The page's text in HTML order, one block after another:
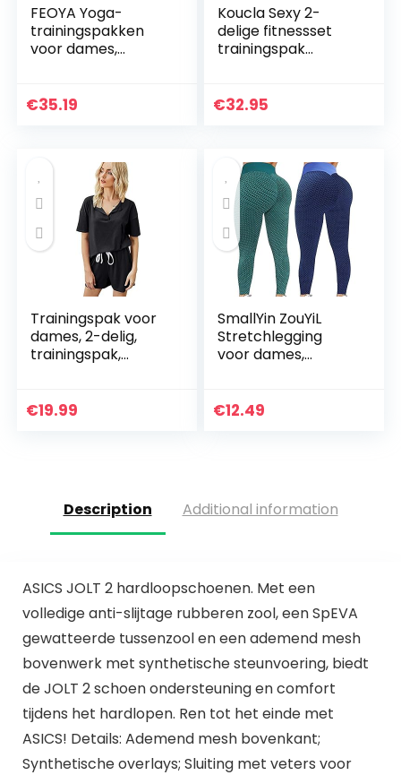
FEOYA Yoga-
trainingspakken
voor dames,
workout, sport,
€35.19
Koucla Sexy 2-
delige fitnessset
trainingspak
€32.95
Trainingspak voor
dames, 2-delig,
trainingspak,
sportpak, top +
€19.99
SmallYin ZouYiL
Stretchlegging
voor dames,
fitness, loopbroek,
€12.49
Description Additional information
ASICS JOLT 2 hardloopschoenen. Met een
volledige anti-slijtage rubberen zool, een SpEVA
gewatteerde tussenzool en een ademend mesh
bovenwerk met synthetische steunvoering, biedt
de JOLT 2 schoen ondersteuning en comfort
tijdens het hardlopen. Ren tot het einde met
ASICS! Details: Ademend mesh bovenkant;
Synthetische overlays; Sluiting met veters voor